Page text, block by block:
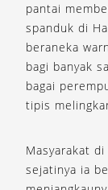
pantai
spanduk di
beraneka
bagi banyak
bagai
tipis
Masyarakat
sejatinya ia